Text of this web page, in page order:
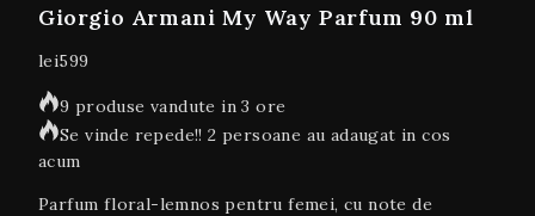
Giorgio Armani My Way Parfum 90 ml
lei599
9 produse vandute in 3 ore
Se vinde repede!! 2 persoane au adaugat in cos
acum
Parfum floral-lemnos pentru femei, cu note de